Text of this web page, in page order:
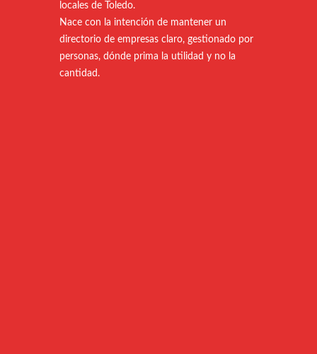
locales de Toledo.
Nace con la intención de mantener un
directorio de empresas claro, gestionado por
personas, dónde prima la utilidad y no la
cantidad.